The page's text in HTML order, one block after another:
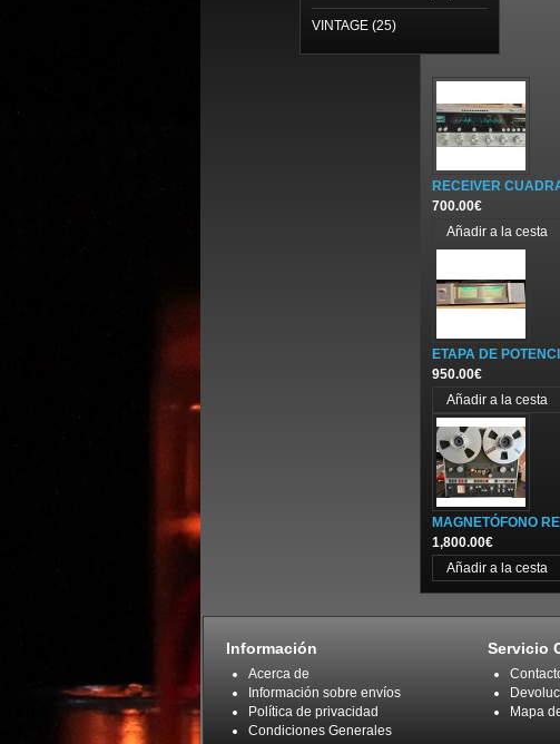
VINTAGE (25)
RECEIVER
700.00€
ETAPA DE
950.00€
MAGNETÓFONO
1,800.00€
Información
Acerca de
Información sobre envíos
Política de privacidad
Condiciones Generales
Servicio
Mapa